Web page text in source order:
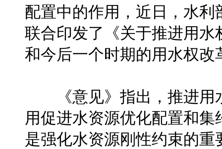
配置中的作用，近日，水
联合印发了《关于推进用
和今后一个时期的用水权
《意见》指出，推进用
用促进水资源优化配置和
是强化水资源刚性约束的